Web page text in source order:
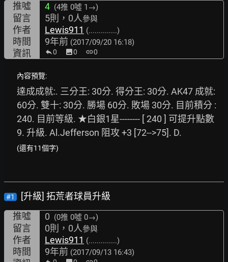
推噓
4 (4推 0噓 1→)
留言 5則，0人參與
作者 Lewis911 (..............)
時間 9年前 (2017/09/20 16:18)
資訊 0 image0 link0
內容預覽:
達成成就:. 三分王: 30分. 得分王: 30分. AK47 成就:
60分. 雙十: 30分. 勝場 60分. 敗場 30分. 目前積分 :
240. 目前等級. ★白銀1星-------- [ 240 ] 可提升點數
9. 升級. Al.Jefferson 阻攻 +3 [72-->75]. D.
(還有11個字)
#1
[升級] 拓荒者球員升級
推噓
0 (0推 0噓 0→)
留言 0則，0人參與
作者 Lewis911 (..............)
時間 9年前 (2017/09/13 16:43)